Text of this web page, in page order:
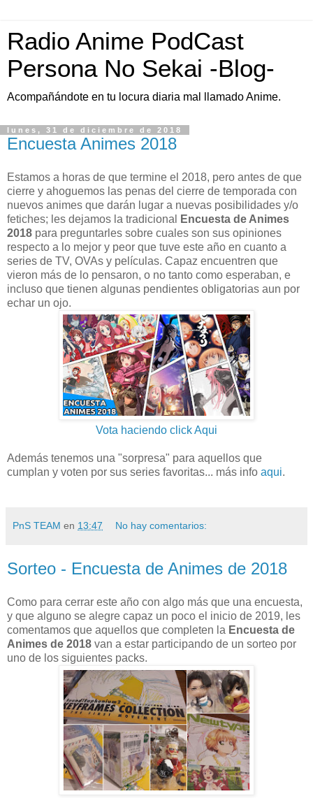
Radio Anime PodCast
Persona No Sekai -Blog-
Acompañándote en tu locura diaria mal llamado Anime.
lunes, 31 de diciembre de 2018
Encuesta Animes 2018
Estamos a horas de que termine el 2018, pero antes de que
cierre y ahoguemos las penas del cierre de temporada con
nuevos animes que darán lugar a nuevas posibilidades y/o
fetiches; les dejamos la tradicional
Encuesta de Animes
2018 para preguntarles sobre cuales son sus opiniones
respecto a lo mejor y peor que tuve este año en cuanto a
series de TV, OVAs y películas. Capaz encuentren que
vieron más de lo pensaron, o no tanto como esperaban, e
incluso que tienen algunas pendientes obligatorias aun por
echar un ojo.
Vota haciendo click Aqui
Además tenemos una "sorpresa" para aquellos que
cumplan y voten por sus series favoritas... más info aqui.
PnS TEAM en 13:47 No hay comentarios:
Sorteo - Encuesta de Animes de 2018
Como para cerrar este año con algo más que una encuesta,
y que alguno se alegre capaz un poco el inicio de 2019, les
comentamos que aquellos que completen la Encuesta de
Animes de 2018 van a estar participando de un sorteo por
uno de los siguientes packs.